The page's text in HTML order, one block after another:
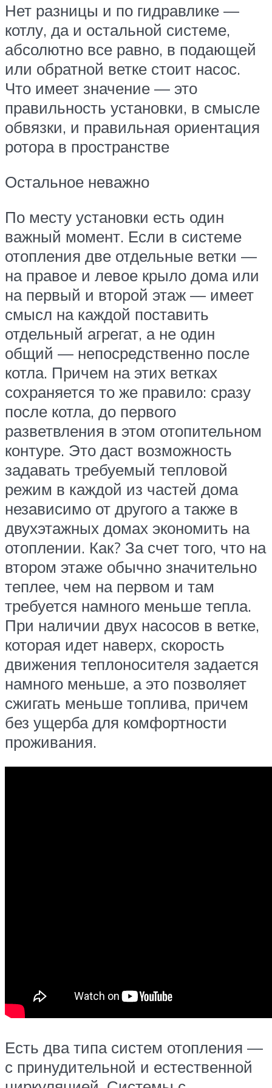
Нет разницы и по гидравлике —
котлу, да и остальной системе,
абсолютно все равно, в подающей
или обратной ветке стоит насос.
Что имеет значение — это
правильность установки, в смысле
обвязки, и правильная ориентация
ротора в пространстве
Остальное неважно
По месту установки есть один
важный момент. Если в системе
отопления две отдельные ветки —
на правое и левое крыло дома или
на первый и второй этаж — имеет
смысл на каждой поставить
отдельный агрегат, а не один
общий — непосредственно после
котла. Причем на этих ветках
сохраняется то же правило: сразу
после котла, до первого
разветвления в этом отопительном
контуре. Это даст возможность
задавать требуемый тепловой
режим в каждой из частей дома
независимо от другого а также в
двухэтажных домах экономить на
отоплении. Как? За счет того, что на
втором этаже обычно значительно
теплее, чем на первом и там
требуется намного меньше тепла.
При наличии двух насосов в ветке,
которая идет наверх, скорость
движения теплоносителя задается
намного меньше, а это позволяет
сжигать меньше топлива, причем
без ущерба для комфортности
проживания.
Есть два типа систем отопления —
с принудительной и естественной